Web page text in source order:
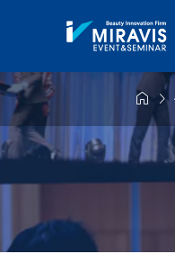
9月14日
mon／トレ
イヤージュセ
福岡】

わせカット
 